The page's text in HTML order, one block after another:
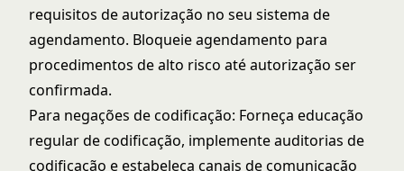
requisitos de autorização no seu sistema de
agendamento. Bloqueie agendamento para
procedimentos de alto risco até autorização ser
confirmada.
Para negações de codificação: Forneça educação
regular de codificação, implemente auditorias de
codificação e estabeleça canais de comunicação